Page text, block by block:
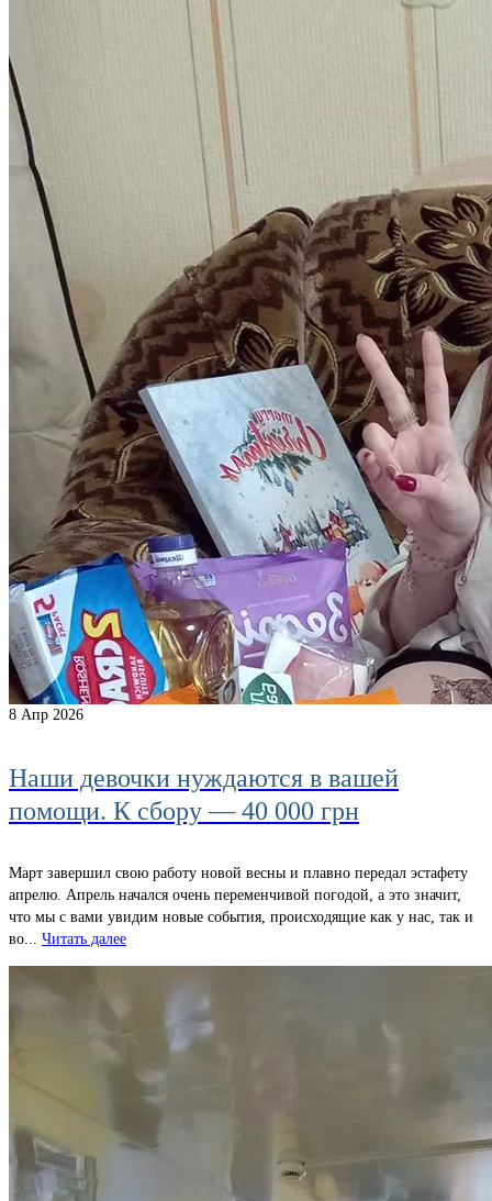
8 Апр 2026
Наши девочки нуждаются в вашей
помощи. К сбору — 40 000 грн
Март завершил свою работу новой весны и плавно передал эстафету
апрелю. Апрель начался очень переменчивой погодой, а это значит,
что мы с вами увидим новые события, происходящие как у нас, так и
во... Читать далее